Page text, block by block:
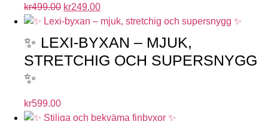
kr499.00 kr249.00
✨ LEXI-BYXAN – MJUK,
STRETCHIG OCH SUPERSNYGG
✨
kr599.00